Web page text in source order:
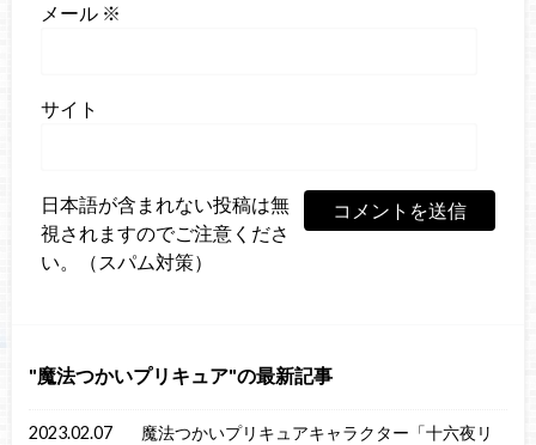
メール ※
サイト
日本語が含まれない投稿は無
視されますのでご注意くださ
い。（スパム対策）
魔法つかいプリキュア の最新記事
2023.02.07
魔法つかいプリキュアキャラクター「十六夜リ